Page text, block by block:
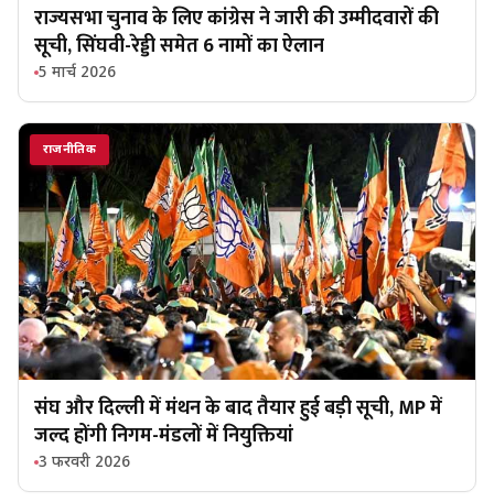
राज्यसभा चुनाव के लिए कांग्रेस ने जारी की उम्मीदवारों की
सूची, सिंघवी-रेड्डी समेत 6 नामों का ऐलान
5 मार्च 2026
राजनीतिक
संघ और दिल्ली में मंथन के बाद तैयार हुई बड़ी सूची, MP में
जल्द होंगी निगम-मंडलों में नियुक्तियां
3 फरवरी 2026